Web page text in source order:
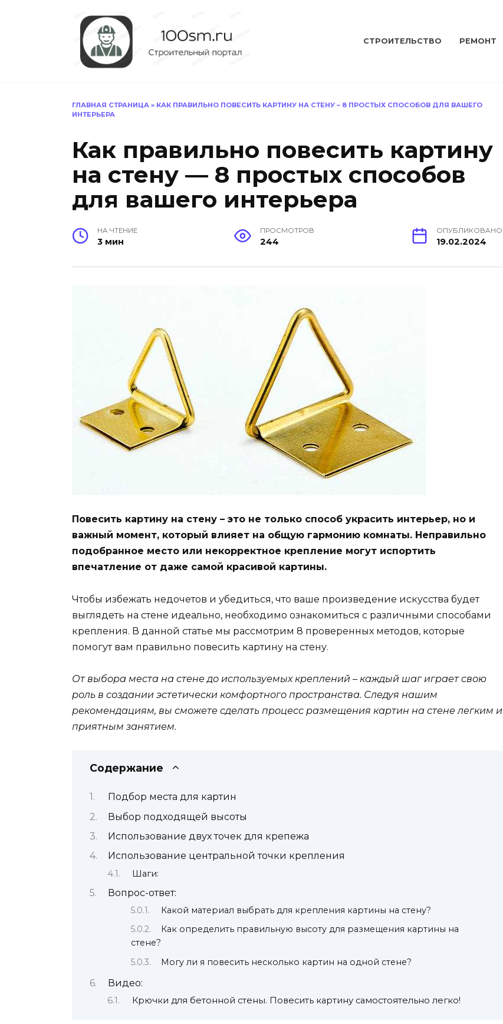
СТРОИТЕЛЬСТВО РЕМОНТ
ГЛАВНАЯ СТРАНИЦА » КАК ПРАВИЛЬНО ПОВЕСИТЬ КАРТИНУ НА СТЕНУ – 8 ПРОСТЫХ СПОСОБОВ ДЛЯ ВАШЕГО
ИНТЕРЬЕРА
Как правильно повесить картину
на стену — 8 простых способов
для вашего интерьера
НА ЧТЕНИЕ
3 мин
ПРОСМОТРОВ
244
ОПУБЛИКОВАНО
19.02.2024
Повесить картину на стену – это не только способ украсить интерьер, но и
важный момент, который влияет на общую гармонию комнаты. Неправильно
подобранное место или некорректное крепление могут испортить
впечатление от даже самой красивой картины.
Чтобы избежать недочетов и убедиться, что ваше произведение искусства будет
выглядеть на стене идеально, необходимо ознакомиться с различными способами
крепления. В данной статье мы рассмотрим 8 проверенных методов, которые
помогут вам правильно повесить картину на стену.
От выбора места на стене до используемых креплений – каждый шаг играет свою
роль в создании эстетически комфортного пространства. Следуя нашим
рекомендациям, вы сможете сделать процесс размещения картин на стене легким и
приятным занятием.
Содержание
Подбор места для картин
Выбор подходящей высоты
Использование двух точек для крепежа
Использование центральной точки крепления
Шаги:
Вопрос-ответ:
Какой материал выбрать для крепления картины на стену?
Как определить правильную высоту для размещения картины на
стене?
Могу ли я повесить несколько картин на одной стене?
Видео:
Крючки для бетонной стены. Повесить картину самостоятельно легко!